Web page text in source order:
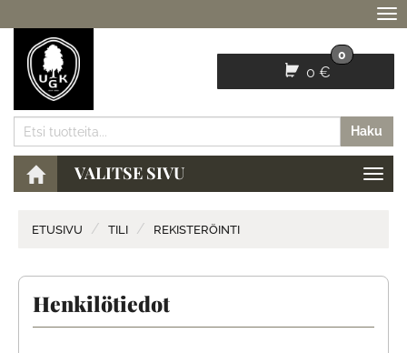
0 €
0
Haku
VALITSE SIVU
ETUSIVU TILI REKISTERÖINTI
Henkilötiedot